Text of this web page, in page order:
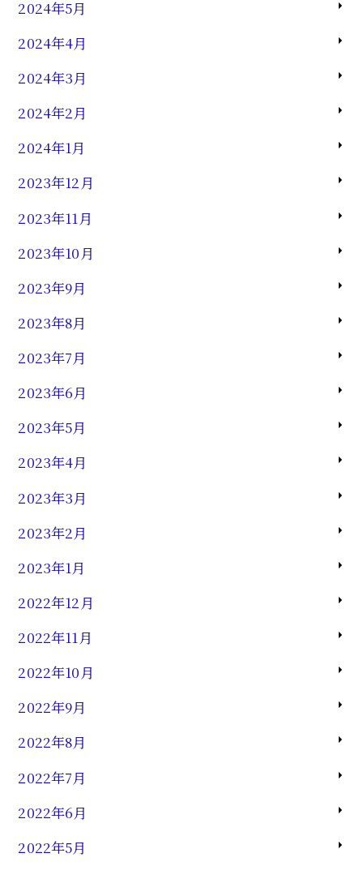
2024年5月
2024年4月
2024年3月
2024年2月
2024年1月
2023年12月
2023年11月
2023年10月
2023年9月
2023年8月
2023年7月
2023年6月
2023年5月
2023年4月
2023年3月
2023年2月
2023年1月
2022年12月
2022年11月
2022年10月
2022年9月
2022年8月
2022年7月
2022年6月
2022年5月